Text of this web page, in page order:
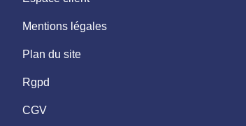
Mentions légales
Plan du site
Rgpd
CGV